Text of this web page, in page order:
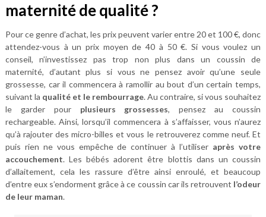
maternité de qualité ?
Pour ce genre d’achat, les prix peuvent varier entre 20 et 100 €, donc
attendez-vous à un prix moyen de 40 à 50 €. Si vous voulez un
conseil, n’investissez pas trop non plus dans un coussin de
maternité, d’autant plus si vous ne pensez avoir qu’une seule
grossesse, car il commencera à ramollir au bout d’un certain temps,
suivant la qualité et le rembourrage. Au contraire, si vous souhaitez
le garder pour plusieurs grossesses, pensez au coussin
rechargeable. Ainsi, lorsqu’il commencera à s’affaisser, vous n’aurez
qu’à rajouter des micro-billes et vous le retrouverez comme neuf. Et
puis rien ne vous empêche de continuer à l’utiliser après votre
accouchement. Les bébés adorent être blottis dans un coussin
d’allaitement, cela les rassure d’être ainsi enroulé, et beaucoup
d’entre eux s’endorment grâce à ce coussin car ils retrouvent l’odeur
de leur maman.